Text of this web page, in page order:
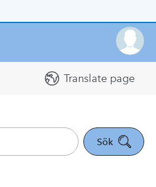
Translate page
Sök